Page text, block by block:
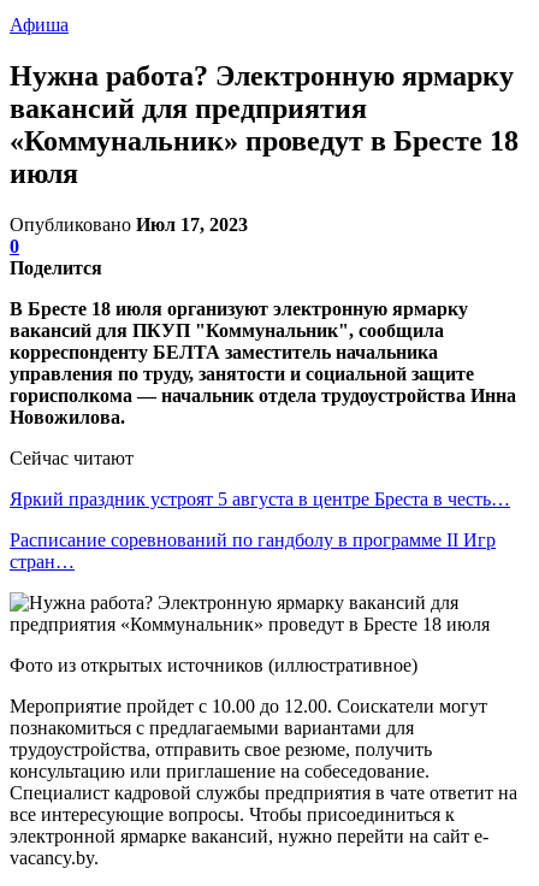
Афиша
Нужна работа? Электронную ярмарку
вакансий для предприятия
«Коммунальник» проведут в Бресте 18
июля
Опубликовано Июл 17, 2023
0
Поделится
В Бресте 18 июля организуют электронную ярмарку
вакансий для ПКУП "Коммунальник", сообщила
корреспонденту БЕЛТА заместитель начальника
управления по труду, занятости и социальной защите
горисполкома — начальник отдела трудоустройства Инна
Новожилова.
Сейчас читают
Яркий праздник устроят 5 августа в центре Бреста в честь…
Расписание соревнований по гандболу в программе II Игр
стран…
Фото из открытых источников (иллюстративное)
Мероприятие пройдет с 10.00 до 12.00. Соискатели могут
познакомиться с предлагаемыми вариантами для
трудоустройства, отправить свое резюме, получить
консультацию или приглашение на собеседование.
Специалист кадровой службы предприятия в чате ответит на
все интересующие вопросы. Чтобы присоединиться к
электронной ярмарке вакансий, нужно перейти на сайт e-
vacancy.by.